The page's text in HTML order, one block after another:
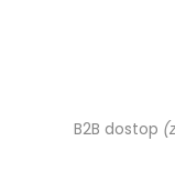
B2B dostop